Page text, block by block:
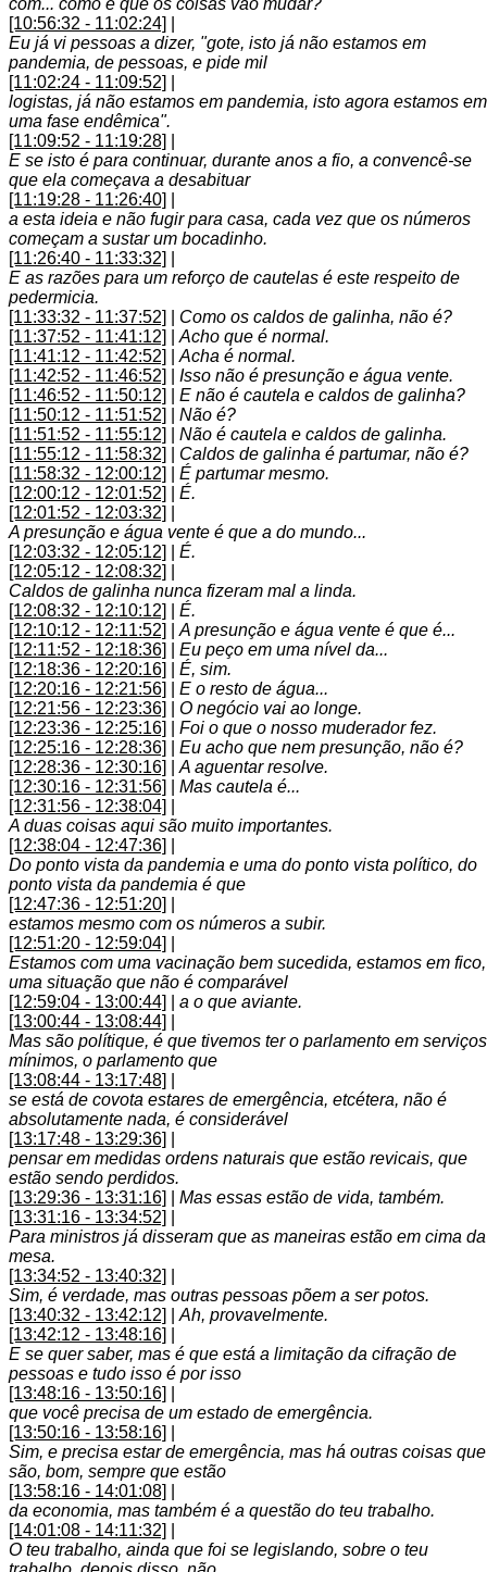
com... como é que os coisas vão mudar?
[10:56:32 - 11:02:24]
Eu já vi pessoas a dizer, "gote, isto já não estamos em
pandemia, de pessoas, e pide mil
[11:02:24 - 11:09:52]
logistas, já não estamos em pandemia, isto agora estamos em
uma fase endêmica".
[11:09:52 - 11:19:28]
E se isto é para continuar, durante anos a fio, a convencê-se
que ela começava a desabituar
[11:19:28 - 11:26:40]
a esta ideia e não fugir para casa, cada vez que os números
começam a sustar um bocadinho.
[11:26:40 - 11:33:32]
E as razões para um reforço de cautelas é este respeito de
pedermicia.
[11:33:32 - 11:37:52]
Como os caldos de galinha, não é?
[11:37:52 - 11:41:12]
Acho que é normal.
[11:41:12 - 11:42:52]
Acha é normal.
[11:42:52 - 11:46:52]
Isso não é presunção e água vente.
[11:46:52 - 11:50:12]
E não é cautela e caldos de galinha?
[11:50:12 - 11:51:52]
Não é?
[11:51:52 - 11:55:12]
Não é cautela e caldos de galinha.
[11:55:12 - 11:58:32]
Caldos de galinha é partumar, não é?
[11:58:32 - 12:00:12]
É partumar mesmo.
[12:00:12 - 12:01:52]
É.
[12:01:52 - 12:03:32]
A presunção e água vente é que a do mundo...
[12:03:32 - 12:05:12]
É.
[12:05:12 - 12:08:32]
Caldos de galinha nunca fizeram mal a linda.
[12:08:32 - 12:10:12]
É.
[12:10:12 - 12:11:52]
A presunção e água vente é que é...
[12:11:52 - 12:18:36]
Eu peço em uma nível da...
[12:18:36 - 12:20:16]
É, sim.
[12:20:16 - 12:21:56]
E o resto de água...
[12:21:56 - 12:23:36]
O negócio vai ao longe.
[12:23:36 - 12:25:16]
Foi o que o nosso muderador fez.
[12:25:16 - 12:28:36]
Eu acho que nem presunção, não é?
[12:28:36 - 12:30:16]
A aguentar resolve.
[12:30:16 - 12:31:56]
Mas cautela é...
[12:31:56 - 12:38:04]
A duas coisas aqui são muito importantes.
[12:38:04 - 12:47:36]
Do ponto vista da pandemia e uma do ponto vista político, do
ponto vista da pandemia é que
[12:47:36 - 12:51:20]
estamos mesmo com os números a subir.
[12:51:20 - 12:59:04]
Estamos com uma vacinação bem sucedida, estamos em fico,
uma situação que não é comparável
[12:59:04 - 13:00:44]
a o que aviante.
[13:00:44 - 13:08:44]
Mas são polítique, é que tivemos ter o parlamento em serviços
mínimos, o parlamento que
[13:08:44 - 13:17:48]
se está de covota estares de emergência, etcétera, não é
absolutamente nada, é considerável
[13:17:48 - 13:29:36]
pensar em medidas ordens naturais que estão revicais, que
estão sendo perdidos.
[13:29:36 - 13:31:16]
Mas essas estão de vida, também.
[13:31:16 - 13:34:52]
Para ministros já disseram que as maneiras estão em cima da
mesa.
[13:34:52 - 13:40:32]
Sim, é verdade, mas outras pessoas põem a ser potos.
[13:40:32 - 13:42:12]
Ah, provavelmente.
[13:42:12 - 13:48:16]
E se quer saber, mas é que está a limitação da cifração de
pessoas e tudo isso é por isso
[13:48:16 - 13:50:16]
que você precisa de um estado de emergência.
[13:50:16 - 13:58:16]
Sim, e precisa estar de emergência, mas há outras coisas que
são, bom, sempre que estão
[13:58:16 - 14:01:08]
da economia, mas também é a questão do teu trabalho.
[14:01:08 - 14:11:32]
O teu trabalho, ainda que foi se legislando, sobre o teu